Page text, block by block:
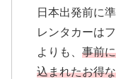
日本出発前に
レンタカーは
よりも、 事前
込まれたお得